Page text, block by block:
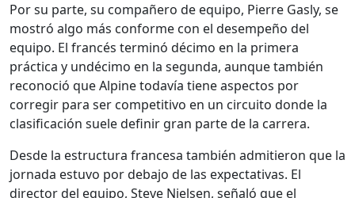
Por su parte, su compañero de equipo, Pierre Gasly, se
mostró algo más conforme con el desempeño del
equipo. El francés terminó décimo en la primera
práctica y undécimo en la segunda, aunque también
reconoció que Alpine todavía tiene aspectos por
corregir para ser competitivo en un circuito donde la
clasificación suele definir gran parte de la carrera.
Desde la estructura francesa también admitieron que la
jornada estuvo por debajo de las expectativas. El
director del equipo, Steve Nielsen, señaló que el